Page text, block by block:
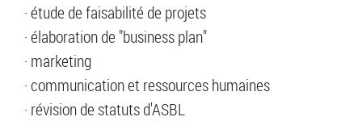
· étude de faisabilité de projets
· élaboration de "business plan"
· marketing
· communication et ressources humaines
· révision de statuts d'ASBL